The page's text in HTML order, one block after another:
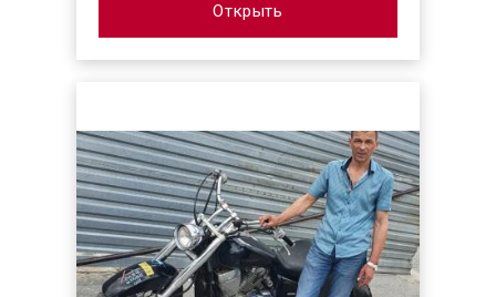
профессионалы своего ...
Открыть